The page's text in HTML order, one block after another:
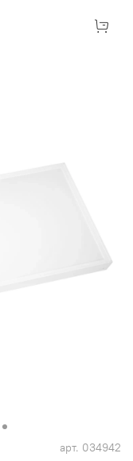
арт. 034942